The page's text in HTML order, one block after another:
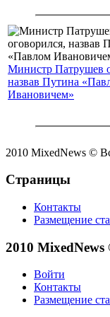
Министр Патрушев
назвав Путина
Ивановичем»
2010 MixedNews ©
Страницы
Контакты
Размещение
2010
Войти
Контакты
Размещение